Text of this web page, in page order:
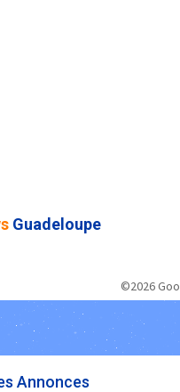
Guadeloupe
©2026
Annonces